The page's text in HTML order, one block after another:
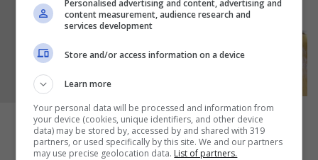
spianatoia infarinata.
Personalised advertising and content, advertising and
content measurement, audience research and
services development
Store and/or access information on a device
Learn more
Your personal data will be processed and information from
your device (cookies, unique identifiers, and other device
data) may be stored by, accessed by and shared with 319
partners, or used specifically by this site. We and our partners
may use precise geolocation data. List of partners.